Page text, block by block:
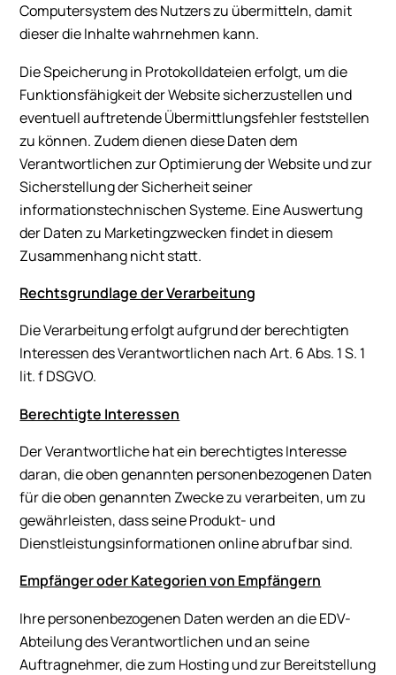
Computersystem des Nutzers zu übermitteln, damit
dieser die Inhalte wahrnehmen kann.
Die Speicherung in Protokolldateien erfolgt, um die
Funktionsfähigkeit der Website sicherzustellen und
eventuell auftretende Übermittlungsfehler feststellen
zu können. Zudem dienen diese Daten dem
Verantwortlichen zur Optimierung der Website und zur
Sicherstellung der Sicherheit seiner
informationstechnischen Systeme. Eine Auswertung
der Daten zu Marketingzwecken findet in diesem
Zusammenhang nicht statt.
Rechtsgrundlage der Verarbeitung
Die Verarbeitung erfolgt aufgrund der berechtigten
Interessen des Verantwortlichen nach Art. 6 Abs. 1 S. 1
lit. f DSGVO.
Berechtigte Interessen
Der Verantwortliche hat ein berechtigtes Interesse
daran, die oben genannten personenbezogenen Daten
für die oben genannten Zwecke zu verarbeiten, um zu
gewährleisten, dass seine Produkt- und
Dienstleistungsinformationen online abrufbar sind.
Empfänger oder Kategorien von Empfängern
Ihre personenbezogenen Daten werden an die EDV-
Abteilung des Verantwortlichen und an seine
Auftragnehmer, die zum Hosting und zur Bereitstellung